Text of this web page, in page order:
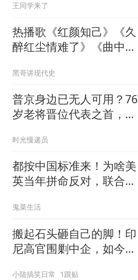
王同学来了
热播歌《红颜知己》《久
醉红尘情难了》《曲中
人》
黑哥讲现代史
普京身边已无人可用？76
岁老将晋位代表之首，曝
时光慢递员
都按中国标准来！为啥美
英当年拼命反对，联合国
鬼菜生活
搬起石头砸自己的脚！印
尼高官围剿中企，如今烂
小陆搞笑日常 1跟贴